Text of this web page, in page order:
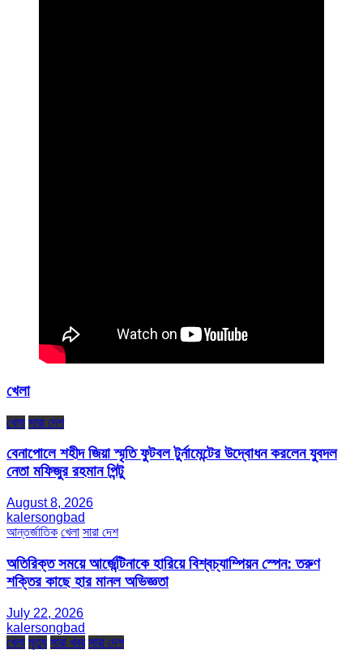
খেলা
খেলা সারা দেশ
বেনাপোলে শহীদ জিয়া স্মৃতি ফুটবল টুর্নামেন্টের উদ্বোধন করলেন যুবদল
নেতা মফিজুর রহমান পিন্টু
August 8, 2026
kalersongbad
আন্তর্জাতিক খেলা সারা দেশ
অতিরিক্ত সময়ে আর্জেন্টিনাকে হারিয়ে বিশ্বচ্যাম্পিয়ন স্পেন: তরুণ
শক্তির কাছে হার মানল অভিজ্ঞতা
July 22, 2026
kalersongbad
খেলা মৃত্যু সারা খবর সারা দেশ